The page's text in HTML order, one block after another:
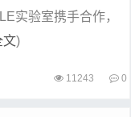
实验室携手合作，
文)
11243 0